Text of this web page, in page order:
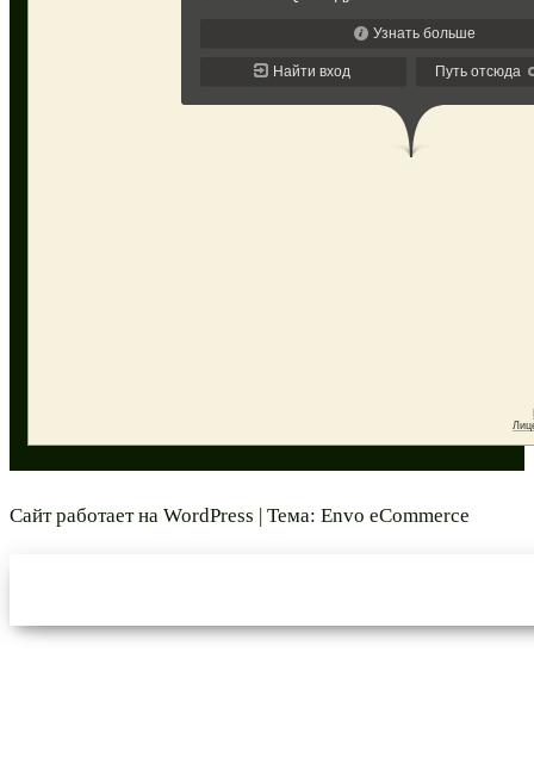
Сайт работает на WordPress Тема: Envo eCommerce